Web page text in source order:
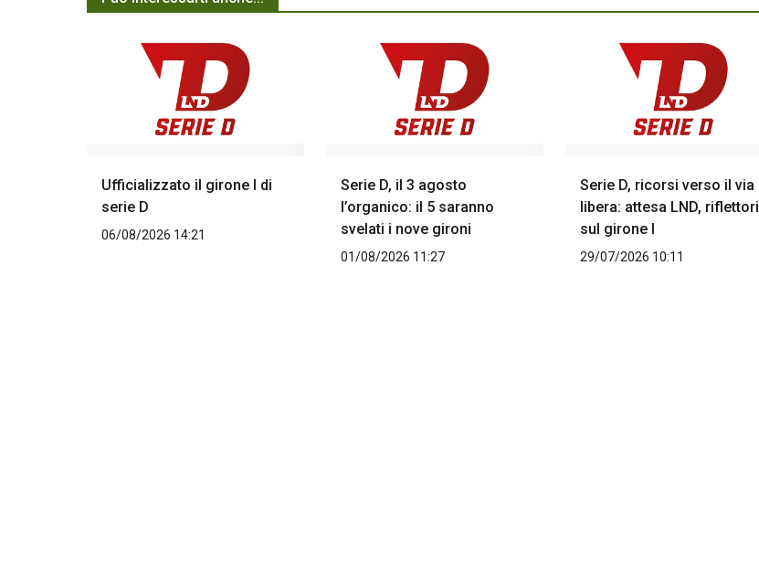
Ufficializzato il girone I di
serie D
06/08/2026 14:21
Serie D, il 3 agosto
l’organico: il 5 saranno
svelati i nove gironi
01/08/2026 11:27
Serie D, ricorsi verso il via
libera: attesa LND, riflettori
sul girone I
29/07/2026 10:11